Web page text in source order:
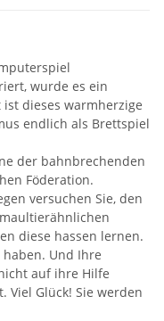
wurde es ein
dieses warmherzige
endlich als Brettspiel
der bahnbrechenden
Föderation.
versuchen Sie, den
diese hassen lernen.
Und Ihre
auf ihre Hilfe
Viel Glück! Sie werden